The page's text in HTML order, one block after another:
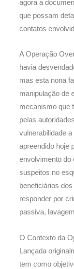
agora a
que possam
contatos
A Operação
havia
mas esta nona
manipulação de
mecanismo que
pelas
vulnerabilidade
apreendido hoje
envolvimento do
suspeitos no
beneficiários
responder por
passiva,
O Contexto da
Lançada
tem como